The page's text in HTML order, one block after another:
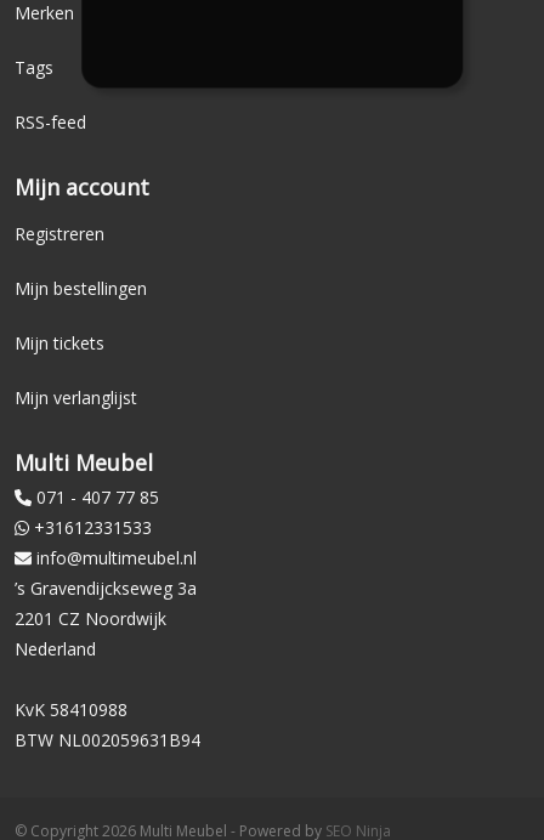
Merken
Tags
RSS-feed
Mijn account
Registreren
Mijn bestellingen
Mijn tickets
Mijn verlanglijst
Multi Meubel
071 - 407 77 85
+31612331533
info@multimeubel.nl
’s Gravendijckseweg 3a
2201 CZ Noordwijk
Nederland
KvK 58410988
BTW NL002059631B94
© Copyright 2026 Multi Meubel - Powered by SEO Ninja